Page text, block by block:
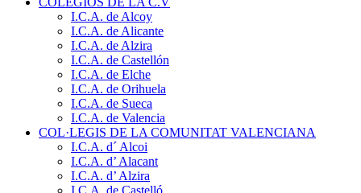
I.C.A. de Alcoy
I.C.A. de Alicante
I.C.A. de Alzira
I.C.A. de Castellón
I.C.A. de Elche
I.C.A. de Orihuela
I.C.A. de Sueca
I.C.A. de Valencia
COL·LEGIS DE LA COMUNITAT VALENCIANA
I.C.A. d´ Alcoi
I.C.A. d’ Alacant
I.C.A. d’ Alzira
I.C.A. de Castelló